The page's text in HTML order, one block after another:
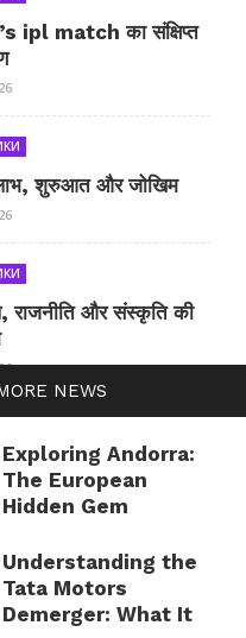
NEWS
Exploring Andorra:
The European
Hidden Gem
Understanding the
Tata Motors
Demerger: What It
ipl match का संक्षिप्त
शुरुआत और जोखिम
और संस्कृति की
IPL मैच — जानकारी